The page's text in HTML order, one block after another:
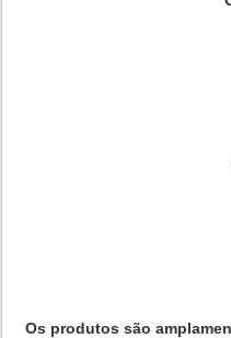
Os produtos são